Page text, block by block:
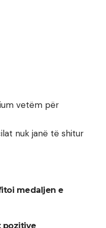
vetëm për
nuk janë të shitur
medaljen e
pozitive